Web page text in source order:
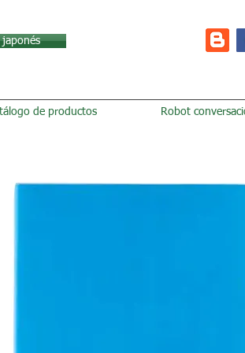
japonés
de productos Robot